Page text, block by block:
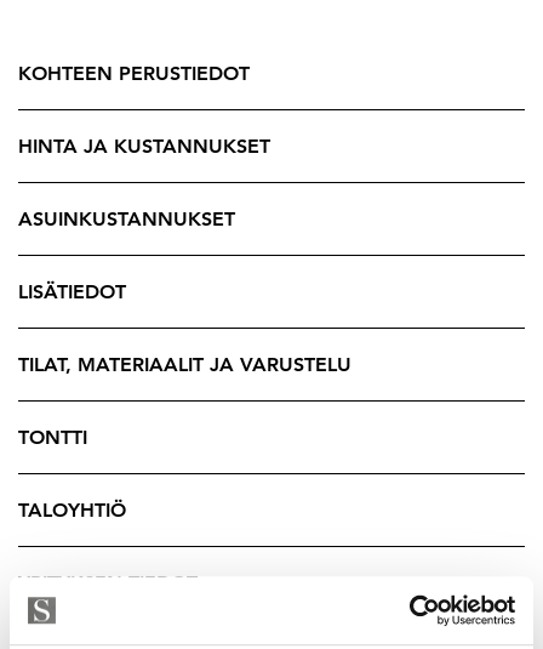
Sijainti Uudenmaankadulla on erinomainen, kaikki
kantakaupungin palvelut, koulut, päiväkodit,
Hyvin hoidettu ja varakas taloyhtiö sekä maltillinen
hoitovastike tekevät kokonaisuudesta entistä
houkuttelevamman.
KOHTEEN PERUSTIEDOT
HINTA JA KUSTANNUKSET
ASUINKUSTANNUKSET
LISÄTIEDOT
TILAT, MATERIAALIT JA VARUSTELU
TONTTI
TALOYHTIÖ
YRITYKSEN TIEDOT